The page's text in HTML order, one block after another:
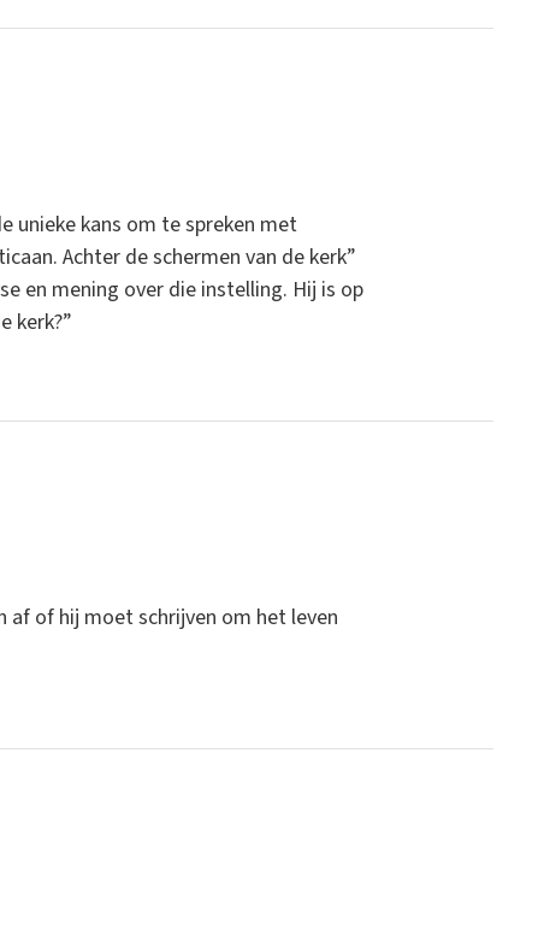
unieke kans om te spreken met
Achter de schermen van de kerk”
en mening over die instelling. Hij is op
kerk?”
af of hij moet schrijven om het leven